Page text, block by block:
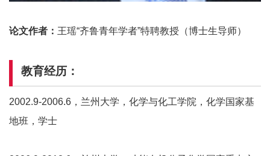
论文作者： 王瑶“齐鲁青年学者”特聘教授（博士生导师）
教育经历：
2002.9-2006.6，兰州大学，化学与化工学院，化学国家基
地班，学士